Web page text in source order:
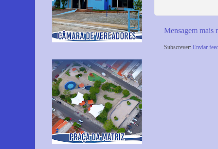
Mensagem mais
Subscrever: Enviar